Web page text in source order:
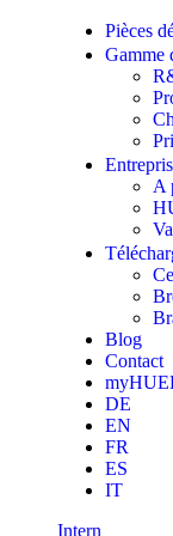
Pièces
Gamme
A
Blog
Contact
DE
EN
FR
ES
IT
Intern